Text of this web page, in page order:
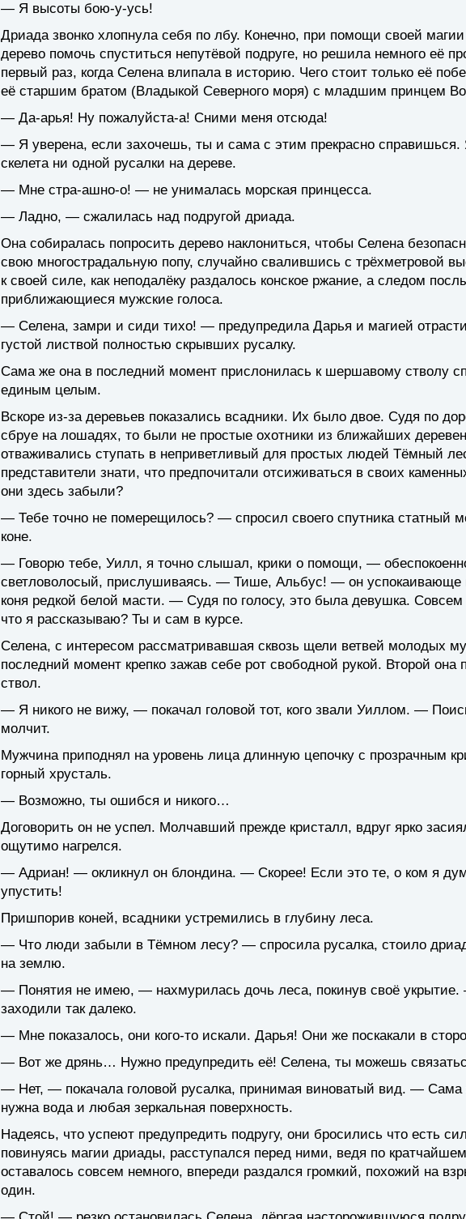
— Я высоты бою-у-усь!
Дриада звонко хлопнула себя по лбу. Конечно, при помощи своей магии
дерево помочь спуститься непутёвой подруге, но решила немного её
первый раз, когда Селена влипала в историю. Чего стоит только её
её старшим братом (Владыкой Северного моря) с младшим принцем
— Да-арья! Ну пожалуйста-а! Сними меня отсюда!
— Я уверена, если захочешь, ты и сама с этим прекрасно справишься.
скелета ни одной русалки на дереве.
— Мне стра-ашно-о! — не унималась морская принцесса.
— Ладно, — сжалилась над подругой дриада.
Она собиралась попросить дерево наклониться, чтобы Селена
свою многострадальную попу, случайно свалившись с трёхметровой
к своей силе, как неподалёку раздалось конское ржание, а следом
приближающиеся мужские голоса.
— Селена, замри и сиди тихо! — предупредила Дарья и магией
густой листвой полностью скрывших русалку.
Сама же она в последний момент прислонилась к шершавому стволу
единым целым.
Вскоре из-за деревьев показались всадники. Их было двое. Судя по
сбруе на лошадях, то были не простые охотники из ближайших
отваживались ступать в неприветливый для простых людей Тёмный
представители знати, что предпочитали отсиживаться в своих
они здесь забыли?
— Тебе точно не померещилось? — спросил своего спутника статный
коне.
— Говорю тебе, Уилл, я точно слышал, крики о помощи, —
светловолосый, прислушиваясь. — Тише, Альбус! — он успокаивающе
коня редкой белой масти. — Судя по голосу, это была девушка.
что я рассказываю? Ты и сам в курсе.
Селена, с интересом рассматривавшая сквозь щели ветвей молодых
последний момент крепко зажав себе рот свободной рукой. Второй
ствол.
— Я никого не вижу, — покачал головой тот, кого звали Уиллом. —
молчит.
Мужчина приподнял на уровень лица длинную цепочку с прозрачным
горный хрусталь.
— Возможно, ты ошибся и никого…
Договорить он не успел. Молчавший прежде кристалл, вдруг ярко
ощутимо нагрелся.
— Адриан! — окликнул он блондина. — Скорее! Если это те, о ком я
упустить!
Пришпорив коней, всадники устремились в глубину леса.
— Что люди забыли в Тёмном лесу? — спросила русалка, стоило
на землю.
— Понятия не имею, — нахмурилась дочь леса, покинув своё
заходили так далеко.
— Мне показалось, они кого-то искали. Дарья! Они же поскакали в
— Вот же дрянь… Нужно предупредить её! Селена, ты можешь
— Нет, — покачала головой русалка, принимая виноватый вид. — Сама
нужна вода и любая зеркальная поверхность.
Надеясь, что успеют предупредить подругу, они бросились что есть
повинуясь магии дриады, расступался перед ними, ведя по
оставалось совсем немного, впереди раздался громкий, похожий на
один.